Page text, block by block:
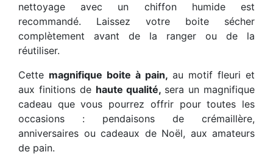
nettoyage avec un chiffon humide est
recommandé. Laissez votre boite sécher
complètement avant de la ranger ou de la
réutiliser.
Cette magnifique boite à pain, au motif fleuri et
aux finitions de haute qualité, sera un magnifique
cadeau que vous pourrez offrir pour toutes les
occasions : pendaisons de crémaillère,
anniversaires ou cadeaux de Noël, aux amateurs
de pain.